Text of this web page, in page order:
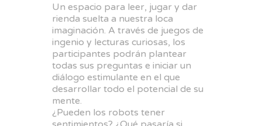
Un espacio para leer, jugar y dar
rienda suelta a nuestra loca
imaginación. A través de juegos de
ingenio y lecturas curiosas, los
participantes podrán plantear
todas sus preguntas e iniciar un
diálogo estimulante en el que
desarrollar todo el potencial de su
mente.
¿Pueden los robots tener